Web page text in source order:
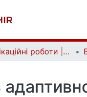
Кваліфікаційні роботи | Qualifying works